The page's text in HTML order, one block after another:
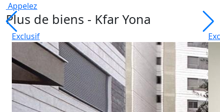
Appelez
Plus de biens - Kfar Yona
Exclusif